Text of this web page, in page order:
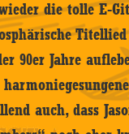
die tolle E-
90er Jahre
auch, dass